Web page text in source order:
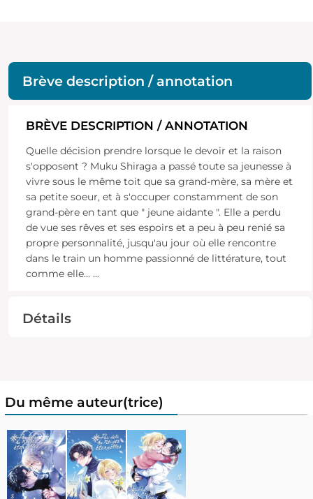
Brève description / annotation
BRÈVE DESCRIPTION / ANNOTATION
Quelle décision prendre lorsque le devoir et la raison
s'opposent ? Muku Shiraga a passé toute sa jeunesse à
vivre sous le même toit que sa grand-mère, sa mère et
sa petite soeur, et à s'occuper constamment de son
grand-père en tant que " jeune aidante ". Elle a perdu
de vue ses rêves et ses espoirs et a peu à peu renié sa
propre personnalité, jusqu'au jour où elle rencontre
dans le train un homme passionné de littérature, tout
comme elle... ...
Détails
Du même auteur(trice)